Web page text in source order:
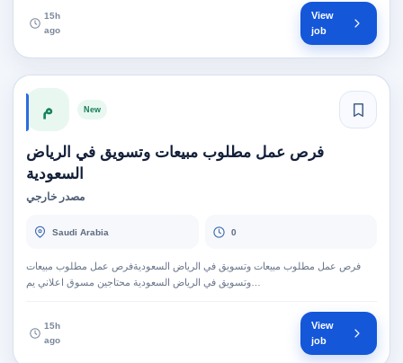
15h
ago
View
job
م New
فرص عمل مطلوب مبيعات وتسويق في الرياض
السعودية
مصدر خارجي
Saudi Arabia 0
فرص عمل مطلوب مبيعات وتسويق في الرياض السعوديةفرص عمل مطلوب مبيعات
15h
ago
View
job